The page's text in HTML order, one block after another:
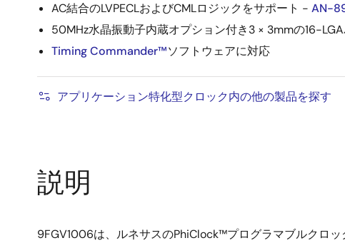
AC結合のLVPECLおよびCMLロジックをサポート - AN-
50MHz水晶振動子内蔵オプション付き3 × 3mmの16-
Timing Commander™ソフトウェアに対応
アプリケーション特化型クロック内の他の製品を探す
説明
9FGV1006は、ルネサスのPhiClock™プログラマブルクロ